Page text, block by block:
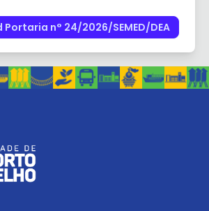
n° 24/2026/SEMED/DEA